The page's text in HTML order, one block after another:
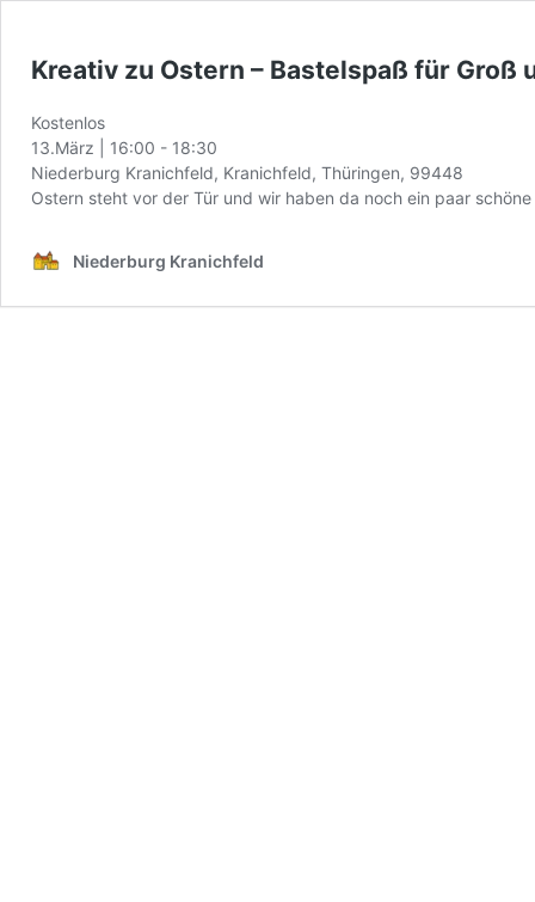
Kreativ zu Ostern – Bastelspaß für Groß
Kostenlos
13.März | 16:00 - 18:30
Niederburg Kranichfeld, Kranichfeld, Thüringen, 99448
Ostern steht vor der Tür und wir haben da noch ein paar
Niederburg Kranichfeld